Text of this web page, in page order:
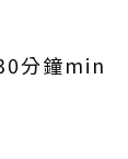
分鐘min